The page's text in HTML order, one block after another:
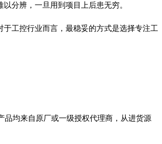
分辨，一旦用到项目上后患无穷。
工控行业而言，最稳妥的方式是选择专注工
品均来自原厂或一级授权代理商，从进货源